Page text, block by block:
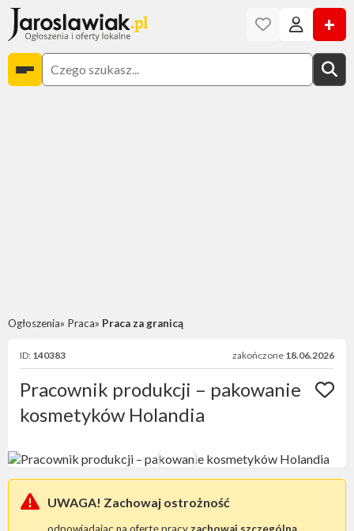
+
Ogłoszenia Praca Praca za granicą
ID: 140383 zakończone 18.06.2026
Pracownik produkcji – pakowanie
kosmetyków Holandia
UWAGA! Zachowaj ostrożność